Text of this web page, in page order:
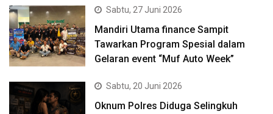
Sabtu, 27 Juni 2026
Mandiri Utama finance Sampit
Tawarkan Program Spesial dalam
Gelaran event “Muf Auto Week”
Sabtu, 20 Juni 2026
Oknum Polres Diduga Selingkuh